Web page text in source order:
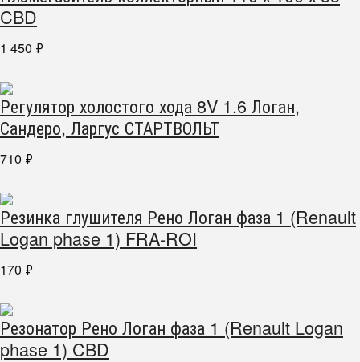
CBD
1 450 ₽
Регулятор холостого хода 8V 1.6 Логан,
Сандеро, Ларгус СТАРТВОЛЬТ
710 ₽
Резинка глушителя Рено Логан фаза 1 (Renault
Logan phase 1) FRA-ROI
170 ₽
Резонатор Рено Логан фаза 1 (Renault Logan
phase 1) CBD